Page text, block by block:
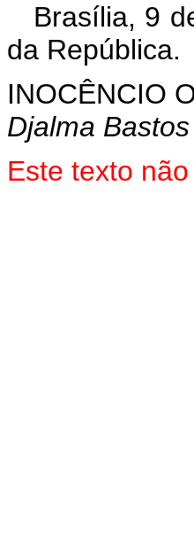
Brasília, 9
da República.
INOCÊNCIO
Djalma
Este texto